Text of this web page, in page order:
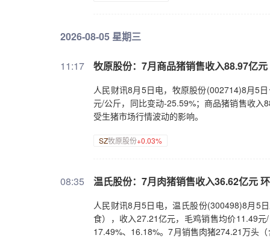
2026-08-05 星期三
11:17 牧原股份：7月商品猪销售收入88.97亿
人民财讯8月5日电，牧原股份(002714)8月5
元/公斤，同比变动-25.59%；商品猪销售收
受生猪市场行情波动的影响。
SZ牧原股份+0.03%
08:35 温氏股份：7月肉猪销售收入36.62亿元
人民财讯8月5日电，温氏股份(300498)8月5
食），收入27.21亿元，毛鸡销售均价11.49
17.49%、16.18%。7月销售肉猪274.21万头